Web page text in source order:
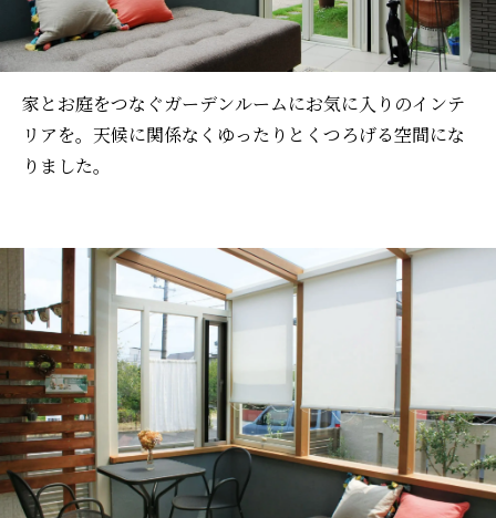
家とお庭をつなぐガーデンルームにお気に入りのインテ
リアを。天候に関係なくゆったりとくつろげる空間にな
りました。